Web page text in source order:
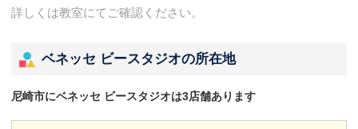
詳しくは教室にてご確認ください。
ベネッセ ビースタジオの所在地
尼崎市にベネッセ ビースタジオは3店舗あります